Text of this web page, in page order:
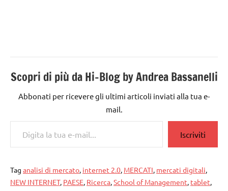
Scopri di più da Hi-Blog by Andrea Bassanelli
Abbonati per ricevere gli ultimi articoli inviati alla tua e-
mail.
Digita la tua e-mail...
Iscriviti
Tag analisi di mercato internet 2.0 MERCATI mercati digitali
NEW INTERNET, PAESE Ricerca School of Management tablet